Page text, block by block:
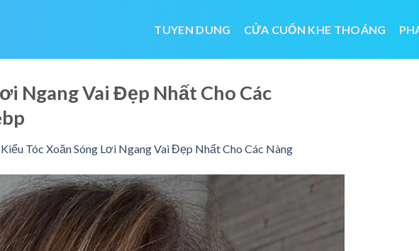
TUYEN DUNG CỬA CUỐN KHE THOÁNG
Ngang Vai Đẹp Nhất Cho Các
Tóc Xoăn Sóng Lơi Ngang Vai Đẹp Nhất Cho Các Nàng